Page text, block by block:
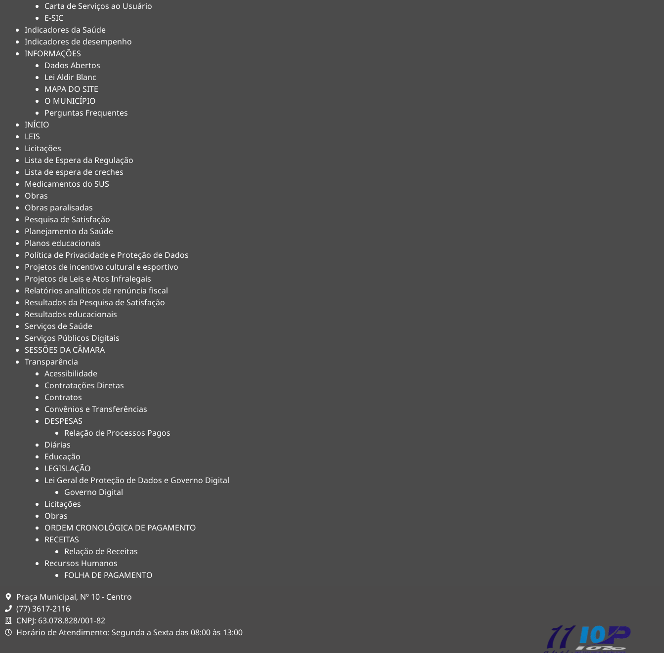
Carta de Serviços ao Usuário
E-SIC
Indicadores da Saúde
Indicadores de desempenho
INFORMAÇÕES
Dados Abertos
Lei Aldir Blanc
MAPA DO SITE
O MUNICÍPIO
Perguntas Frequentes
INÍCIO
LEIS
Licitações
Lista de Espera da Regulação
Lista de espera de creches
Medicamentos do SUS
Obras
Obras paralisadas
Pesquisa de Satisfação
Planejamento da Saúde
Planos educacionais
Política de Privacidade e Proteção de Dados
Projetos de incentivo cultural e esportivo
Projetos de Leis e Atos Infralegais
Relatórios analíticos de renúncia fiscal
Resultados da Pesquisa de Satisfação
Resultados educacionais
Serviços de Saúde
Serviços Públicos Digitais
SESSÕES DA CÂMARA
Transparência
Acessibilidade
Contratações Diretas
Contratos
Convênios e Transferências
DESPESAS
Relação de Processos Pagos
Diárias
Educação
LEGISLAÇÃO
Lei Geral de Proteção de Dados e Governo Digital
Governo Digital
Licitações
Obras
ORDEM CRONOLÓGICA DE PAGAMENTO
RECEITAS
Relação de Receitas
Recursos Humanos
FOLHA DE PAGAMENTO
Praça Municipal, Nº 10 - Centro
(77) 3617-2116
CNPJ: 63.078.828/001-82
Horário de Atendimento: Segunda a Sexta das 08:00 às 13:00